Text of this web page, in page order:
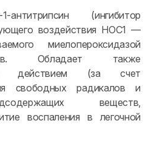
антитрипсин (ингибитор
воздействия HOC1 —
миелопероксидазой
Обладает также
действием (за счет
свободных радикалов и
веществ,
воспаления в легочной